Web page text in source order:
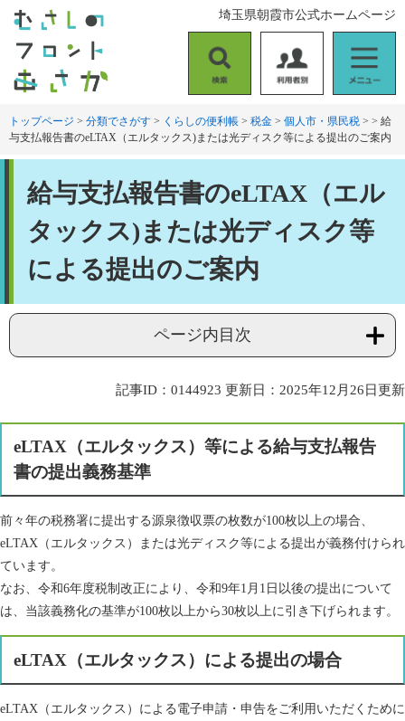
す
。
し
て
索
用
者
別
ニ
ュ
ー
埼玉県朝霞市公式ホームページ
トップページ > 分類でさがす > くらしの便利帳 > 税金 > 個人市・県民税 > > 給
与支払報告書のeLTAX（エルタックス)または光ディスク等による提出のご案内
給与支払報告書のeLTAX（エル
タックス)または光ディスク等
による提出のご案内
ページ内目次
記事ID：0144923 更新日：2025年12月26日更新
eLTAX（エルタックス）等による給与支払報告
書の提出義務基準
前々年の税務署に提出する源泉徴収票の枚数が100枚以上の場合、
eLTAX（エルタックス）または光ディスク等による提出が義務付けられ
ています。
なお、令和6年度税制改正により、令和9年1月1日以後の提出について
は、当該義務化の基準が100枚以上から30枚以上に引き下げられます。​
eLTAX（エルタックス）による提出の場合
eLTAX（エルタックス）による電子申請・申告をご利用いただくために